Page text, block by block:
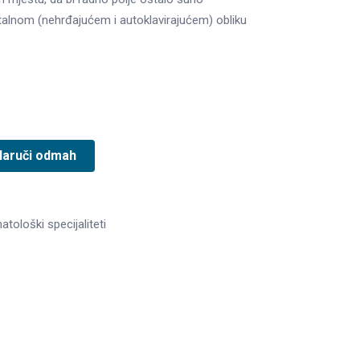
(nehrđajućem i autoklavirajućem) obliku
odmah
specijaliteti